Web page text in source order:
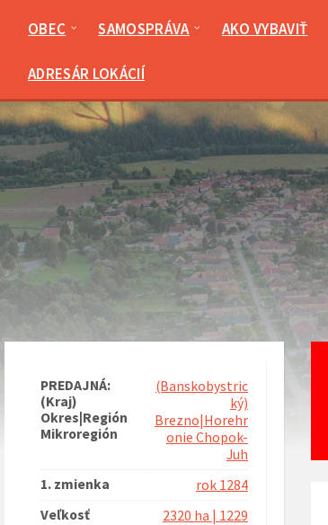
OBEC SAMOSPRÁVA AKO VYBAVIŤ
ADRESÁR LOKÁCIÍ
PREDAJNÁ:
(Kraj)
Okres|Región
Mikroregión
(Banskobystric
ký)
Brezno|Horehr
onie Chopok-
Juh
1. zmienka
rok 1284
Veľkosť
2320 ha | 1229